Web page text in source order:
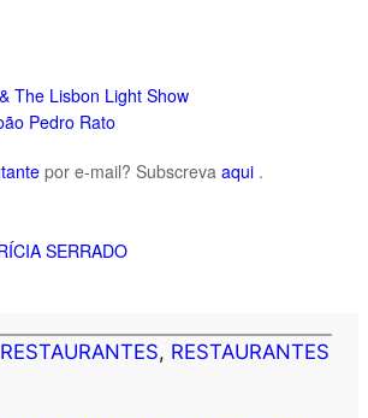
The Lisbon Light Show
Pedro Rato
por e-mail? Subscreva aqui .
SERRADO
RESTAURANTES, RESTAURANTES